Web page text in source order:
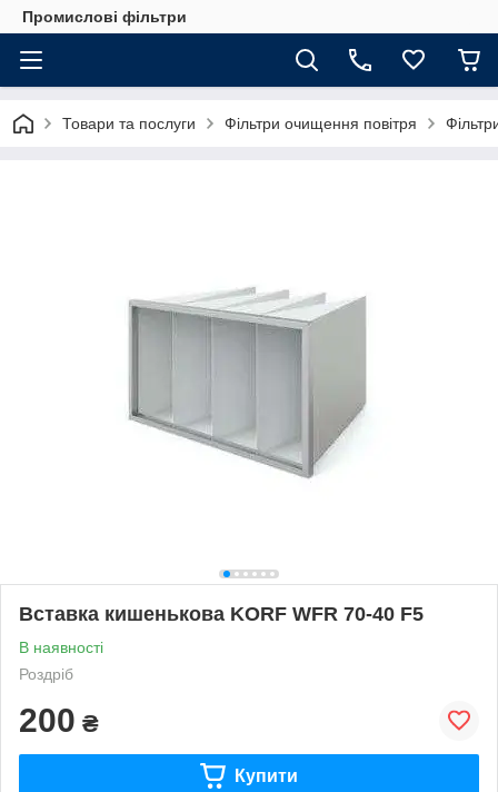
Промислові фільтри
Товари та послуги Фільтри очищення повітря
Вставка кишенькова KORF WFR 70-40 F5
В наявності
Роздріб
200 ₴
Купити